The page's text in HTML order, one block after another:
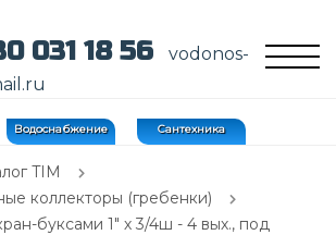
031 18 56
vodonos-
Водоснабжение Сантехника
TIM
коллекторы (гребенки)
буксами 1" х 3/4ш - 4 вых., под